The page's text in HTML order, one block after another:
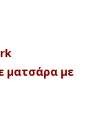
ματσάρα με